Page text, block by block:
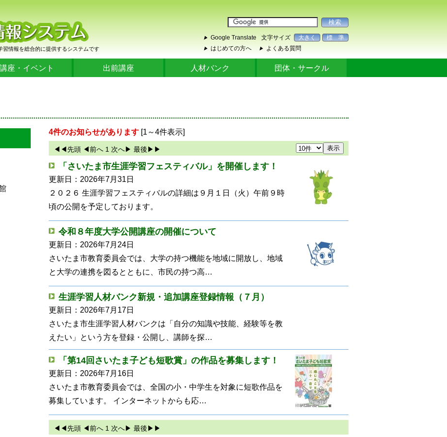
情報を総合的に提供するシステムです
▶ Google Translate 文字サイズ 大きく 標 準
▶ はじめての方へ ▶ よくある質問
講座・イベント 出前講座 人材バンク 団体・サークル
4件のお知らせがあります [1～4件表示]
◀◀先頭 ◀前へ 1 次へ▶ 最後▶▶ 表示
「さいたま市生涯学習フェスティバル」を開催します！
更新日：2026年7月31日
２０２６ 生涯学習フェスティバルの詳細は９月１日（火）午前９時
頃の公開を予定しております。
令和８年度大学公開講座の開催について
更新日：2026年7月24日
さいたま市教育委員会では、大学の持つ機能を地域に開放し、地域
と大学の連携を図るとともに、市民の持つ高…
生涯学習人材バンク新規・追加講座登録情報（７月）
更新日：2026年7月17日
さいたま市生涯学習人材バンクは「自分の知識や技能、経験等を教
えたい」という方を登録・公開し、講師を探…
「第14回さいたま子ども短歌賞」の作品を募集します！
更新日：2026年7月16日
さいたま市教育委員会では、全国の小・中学生を対象に短歌作品を
募集しています。 インターネットからも応…
◀◀先頭 ◀前へ 1 次へ▶ 最後▶▶